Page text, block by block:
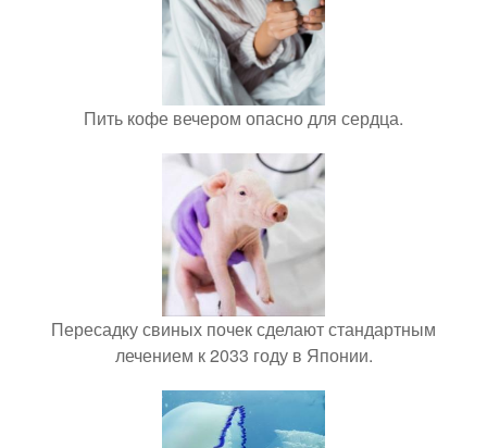
Пить кофе вечером опасно для сердца.
Пересадку свиных почек сделают стандартным
лечением к 2033 году в Японии.